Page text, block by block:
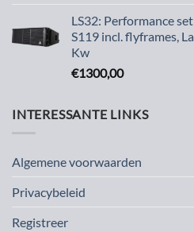
LS32: Performance
S119 incl. flyframes,
Kw
€1300,00
INTERESSANTE LINKS
Algemene voorwaarden
Privacybeleid
Registreer